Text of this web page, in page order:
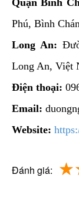
Phú, Bình
Long An:
Long An, Việt
Điện thoại:
Email:
Website:
Đánh giá: